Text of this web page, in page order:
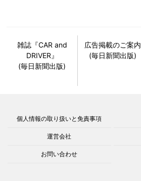
雑誌『CAR and
DRIVER』
(毎日新聞出版)
広告掲載のご案内
(毎日新聞出版)
個人情報の取り扱いと免責事項
運営会社
お問い合わせ